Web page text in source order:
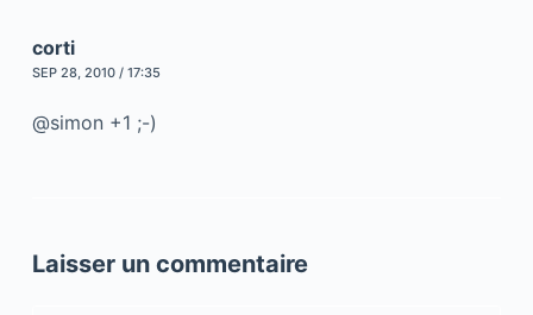
corti
SEP 28, 2010 / 17:35
@simon +1 ;-)
Laisser un commentaire